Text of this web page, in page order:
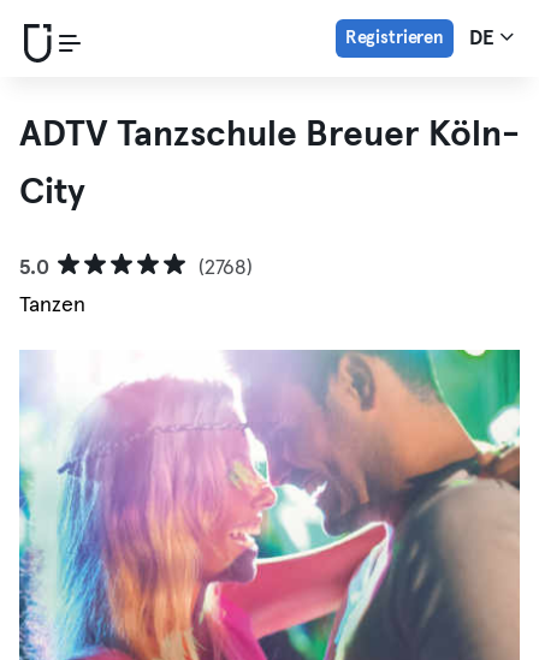
Registrieren DE
ADTV Tanzschule Breuer Köln-
City
5.0
(2768)
Tanzen